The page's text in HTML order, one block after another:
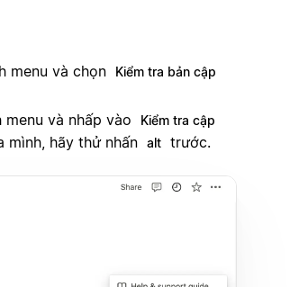
menu và chọn
Kiểm tra bản cập
và nhấp vào
Kiểm tra cập
mình, hãy thử nhấn alt trước.